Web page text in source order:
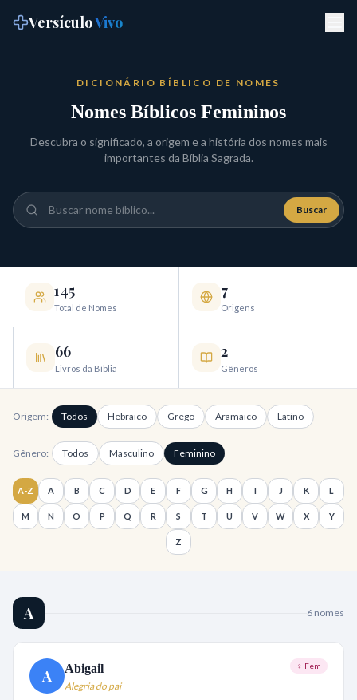
VersículoVivo
DICIONÁRIO BÍBLICO DE NOMES
Nomes Bíblicos Femininos
Descubra o significado, a origem e a história dos nomes mais
importantes da Bíblia Sagrada.
Buscar
145
Total de Nomes
7
Origens
66
Livros da Bíblia
2
Gêneros
Origem: Todos Hebraico Grego Aramaico Latino
Gênero: Todos Masculino Feminino
A-Z A B C D E F G H I J K L
M N O P Q R S T U V W X Y
Z
A 6 nomes
A Abigail
Alegria do pai
♀ Fem